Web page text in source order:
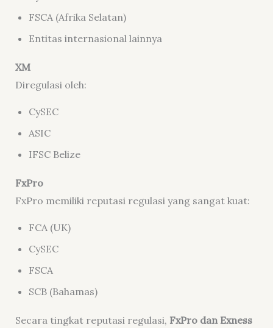
FSCA (Afrika Selatan)
Entitas internasional lainnya
XM
Diregulasi oleh:
CySEC
ASIC
IFSC Belize
FxPro
FxPro memiliki reputasi regulasi yang sangat kuat:
FCA (UK)
CySEC
FSCA
SCB (Bahamas)
Secara tingkat reputasi regulasi, FxPro dan Exness